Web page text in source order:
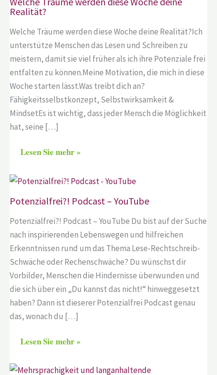
Realität?
Welche Träume werden diese Woche deine Realität?Ich
unterstütze Menschen das Lesen und Schreiben zu
meistern, damit sie viel früher als ich ihre Potenziale frei
entfalten zu können.Meine Motivation, die mich in diese
Woche starten lässt.Was treibt dich an?
Fähigkeitsselbstkonzept, Selbstwirksamkeit &
MindsetEs ist wichtig, dass jeder Mensch die Möglichkeit
hat, seine […]
Lesen Sie mehr »
Potenzialfrei?! Podcast – YouTube
Potenzialfrei?! Podcast – YouTube Du bist auf der Suche
nach inspirierenden Lebenswegen und hilfreichen
Erkenntnissen rund um das Thema Lese-Rechtschreib-
Schwäche oder Rechenschwäche? Du wünschst dir
Vorbilder, Menschen die Hindernisse überwunden und
die sich über ein „Du kannst das nicht!“ hinweggesetzt
haben? Dann ist dieserer Potenzialfrei Podcast genau
das, wonach du […]
Lesen Sie mehr »